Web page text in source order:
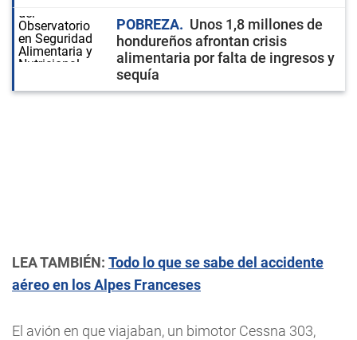
POBREZA
Unos 1,8 millones de
hondureños afrontan crisis
alimentaria por falta de ingresos y
sequía
LEA TAMBIÉN: Todo lo que se sabe del accidente
aéreo en los Alpes Franceses
El avión en que viajaban, un bimotor Cessna 303,